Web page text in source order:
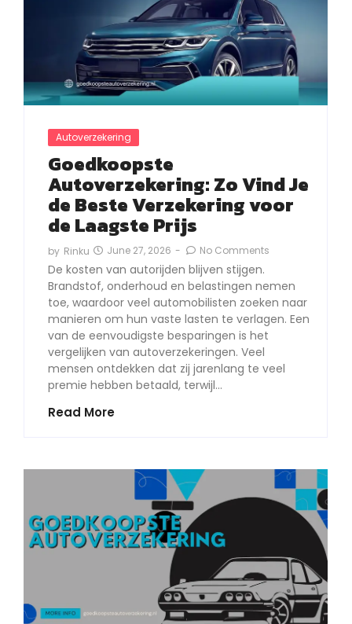
Autoverzekering
Goedkoopste
Autoverzekering: Zo Vind Je
de Beste Verzekering voor
de Laagste Prijs
by Rinku June 27, 2026 - No Comments
De kosten van autorijden blijven stijgen.
Brandstof, onderhoud en belastingen nemen
toe, waardoor veel automobilisten zoeken naar
manieren om hun vaste lasten te verlagen. Een
van de eenvoudigste besparingen is het
vergelijken van autoverzekeringen. Veel
mensen ontdekken dat zij jarenlang te veel
premie hebben betaald, terwijl…
Read More